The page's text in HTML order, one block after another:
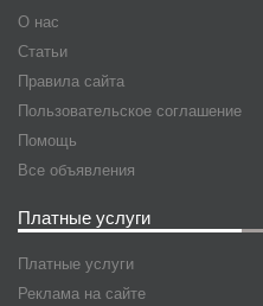
О нас
Статьи
Правила сайта
Пользовательское соглашение
Помощь
Все объявления
Платные услуги
Платные услуги
Реклама на сайте